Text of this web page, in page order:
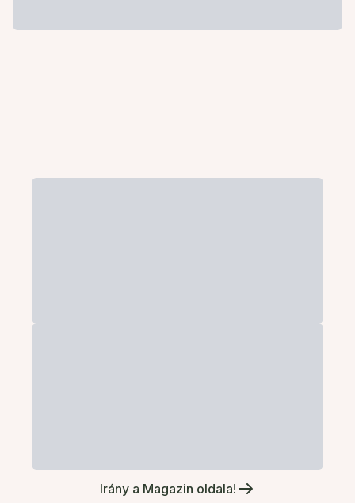
Irány a Magazin oldala!